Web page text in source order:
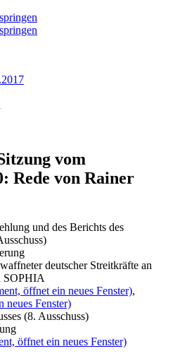
vom
Rede von Rainer
und des Berichts des
deutscher Streitkräfte an
SOPHIA
öffnet ein neues Fenster),
neues Fenster)
(8. Ausschuss)
öffnet ein neues Fenster)